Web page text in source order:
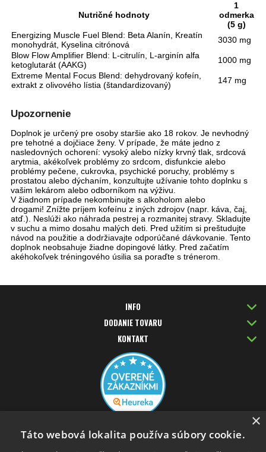
Nutričné hodnoty
1
odmerka
(5 g)
Energizing Muscle Fuel Blend: Beta Alanín, Kreatín
monohydrát, Kyselina citrónová
3030 mg
Blow Flow Amplifier Blend: L-citrulín, L-arginín alfa
ketoglutarát (AAKG)
1000 mg
Extreme Mental Focus Blend: dehydrovaný kofeín,
extrakt z olivového lístia (štandardizovaný)
147 mg
Upozornenie
Doplnok je určený pre osoby staršie ako 18 rokov. Je nevhodný
pre tehotné a dojčiace ženy. V prípade, že máte jedno z
nasledovných ochorení: vysoký alebo nízky krvný tlak, srdcová
arytmia, akékoľvek problémy zo srdcom, disfunkcie alebo
problémy pečene, cukrovka, psychické poruchy, problémy s
prostatou alebo dýchaním, konzultujte užívanie tohto doplnku s
vašim lekárom alebo odborníkom na výživu.
V žiadnom prípade nekombinujte s alkoholom alebo
drogami! Znížte príjem kofeínu z iných zdrojov (napr. káva, čaj,
atď.). Neslúži ako náhrada pestrej a rozmanitej stravy. Skladujte
v suchu a mimo dosahu malých deti. Pred užitím si preštudujte
návod na použitie a dodržiavajte odporúčané dávkovanie. Tento
doplnok neobsahuje žiadne dopingové látky. Pred začatím
akéhokoľvek tréningového úsilia sa poraďte s trénerom.
INFO
DODANIE TOVARU
KONTAKT
×
Táto webová lokalita používa súbory cookie.